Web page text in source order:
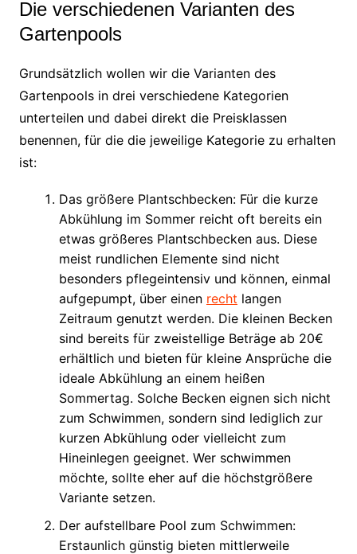
Die verschiedenen Varianten des
Gartenpools
Grundsätzlich wollen wir die Varianten des
Gartenpools in drei verschiedene Kategorien
unterteilen und dabei direkt die Preisklassen
benennen, für die die jeweilige Kategorie zu erhalten
ist:
Das größere Plantschbecken: Für die kurze
Abkühlung im Sommer reicht oft bereits ein
etwas größeres Plantschbecken aus. Diese
meist rundlichen Elemente sind nicht
besonders pflegeintensiv und können, einmal
aufgepumpt, über einen recht langen
Zeitraum genutzt werden. Die kleinen Becken
sind bereits für zweistellige Beträge ab 20€
erhältlich und bieten für kleine Ansprüche die
ideale Abkühlung an einem heißen
Sommertag. Solche Becken eignen sich nicht
zum Schwimmen, sondern sind lediglich zur
kurzen Abkühlung oder vielleicht zum
Hineinlegen geeignet. Wer schwimmen
möchte, sollte eher auf die höchstgrößere
Variante setzen.
Der aufstellbare Pool zum Schwimmen:
Erstaunlich günstig bieten mittlerweile